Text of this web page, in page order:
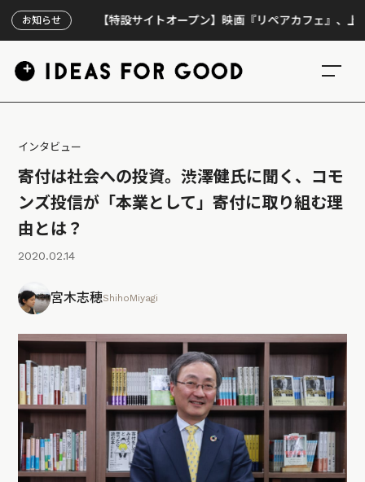
お知らせ
【特設サイトオープン】映画『リペアカフェ』、上映300回の先
インタビュー
寄付は社会への投資。渋澤健氏に聞く、コモ
ンズ投信が「本業として」寄付に取り組む理
由とは？
2020.02.14
宮木志穂ShihoMiyagi